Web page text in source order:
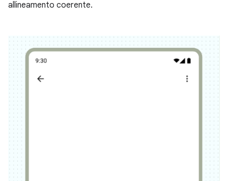
allineamento coerente.